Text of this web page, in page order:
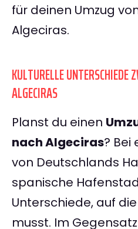
für deinen Umzug
Algeciras.
KULTURELLE UNTERSCHIEDE
ALGECIRAS
Planst du einen
nach Algeciras? Bei
von Deutschlands
spanische
Unterschiede, auf
musst. Im